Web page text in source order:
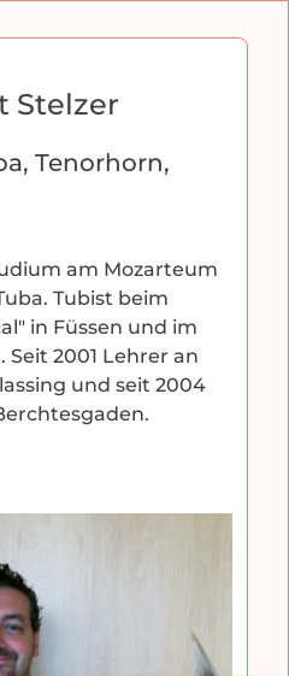
Stelzer
Tenorhorn,
am Mozarteum
Tubist beim
in Füssen und im
2001 Lehrer an
und seit 2004